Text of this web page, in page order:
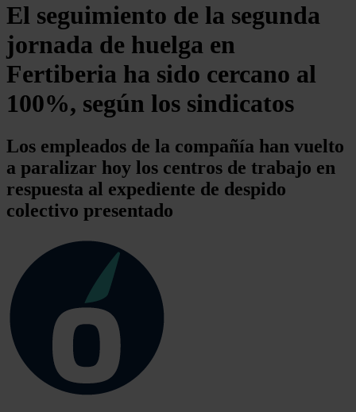
El seguimiento de la segunda
jornada de huelga en
Fertiberia ha sido cercano al
100%, según los sindicatos
Los empleados de la compañía han vuelto
a paralizar hoy los centros de trabajo en
respuesta al expediente de despido
colectivo presentado